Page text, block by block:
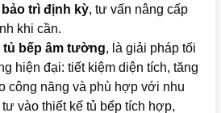
bảo trì định kỳ, tư vấn nâng cấp
khi cần.
tủ bếp âm tường, là giải pháp tối
hiện đại: tiết kiệm diện tích, tăng
công năng và phù hợp với nhu
vào thiết kế tủ bếp tích hợp,